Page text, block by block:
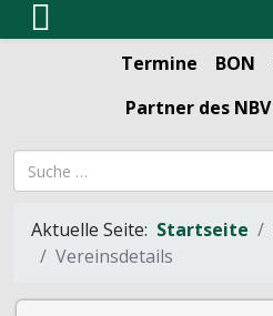
Termine BON
Partner des NBV
Suchbegriff
Aktuelle Seite: Startseite
Vereinsdetails